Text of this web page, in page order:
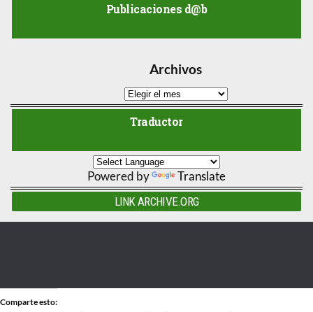
Publicaciones d@b
Archivos
Traductor
Powered by Translate
LINK ARCHIVE.ORG
Comparte esto: